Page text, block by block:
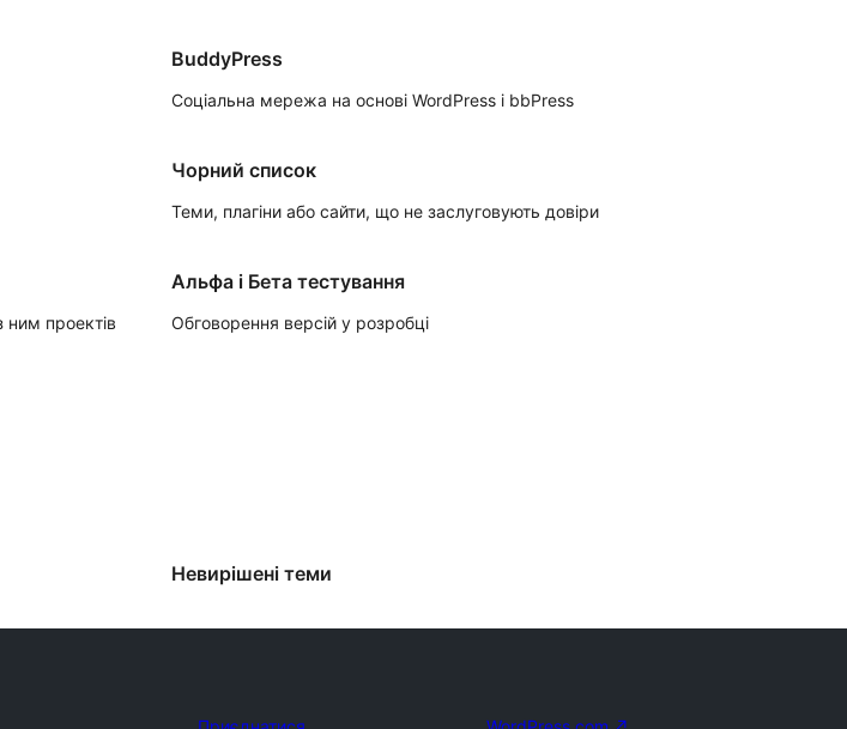
BuddyPress
Соціальна мережа на основі WordPress і bbPress
Чорний список
Теми, плагіни або сайти, що не заслуговують довіри
ним проектів
Альфа і Бета тестування
Обговорення версій у розробці
Невирішені теми